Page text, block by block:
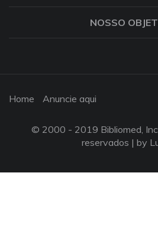
NOSSO
Home Anuncie aqui
© 2000 - 2019 Bibliomed,
reservados | by